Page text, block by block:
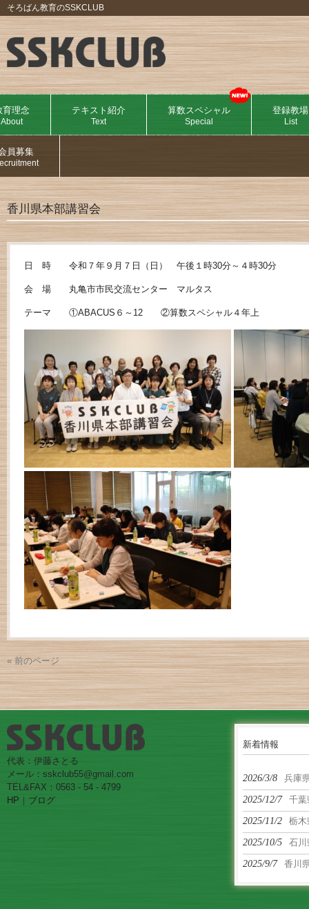
そろばん教育のSSKCLUB
育理念
About
テキスト紹介
Text
算数スペシャル
Special
登録教場
List
員募集
香川県本部講習会
日 時 令和７年９月７日（日） 午後１時30分～４時30分
会 場 丸亀市市民交流センター マルタス
テーマ ①ABACUS６～12 ②算数スペシャル４年上
« 前のページ
代表：伊藤さとる
メール：sskclub55@gmail.com
TEL&FAX：0563 - 54 - 4799
HP
ブログ
新着情報
2026/3/8 兵庫
2025/12/7 千葉
2025/11/2 栃木
2025/10/5 石川
2025/9/7 香川